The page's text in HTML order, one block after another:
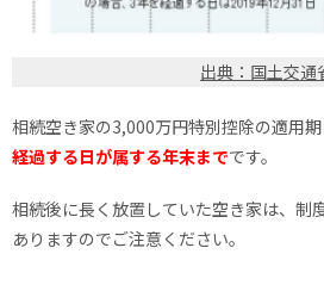
出典：国土交通
相続空き家の3,000万円特別控除の適用期
経過する日が属する年末までです。
相続後に長く放置していた空き家は、制
ありますのでご注意ください。